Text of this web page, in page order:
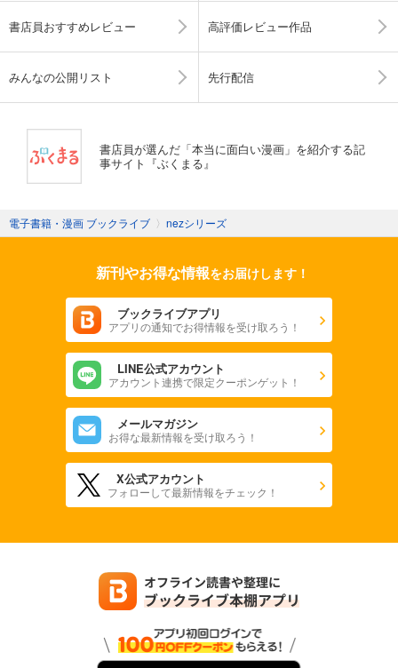
書店員おすすめレビュー 高評価レビュー作品
みんなの公開リスト 先行配信
書店員が選んだ「本当に面白い漫画」を紹介する記
事サイト『ぶくまる』
電子書籍・漫画 ブックライブ 〉 nezシリーズ
新刊やお得な情報をお届けします！
ブックライブアプリ
アプリの通知でお得情報を受け取ろう！
LINE公式アカウント
アカウント連携で限定クーポンゲット！
メールマガジン
お得な最新情報を受け取ろう！
X公式アカウント
フォローして最新情報をチェック！